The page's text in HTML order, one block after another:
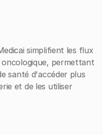
simplifient les flux
oncologique, permettant
santé d'accéder plus
et de les utiliser